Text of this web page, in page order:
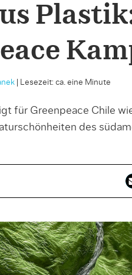
| Lesezeit: ca. eine Minute
für Greenpeace Chile
des